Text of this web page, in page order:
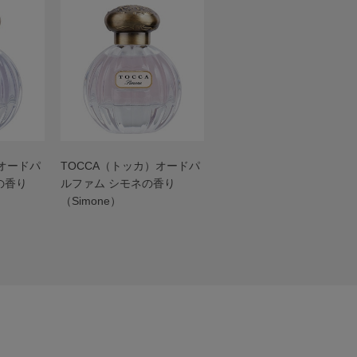
ードパ
香り
TOCCA（トッカ）オードパ
ルファム シモネの香り
（Simone）